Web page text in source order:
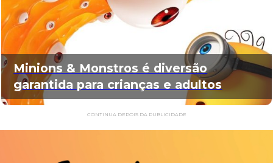
Minions & Monstros é diversão
garantida para crianças e adultos
CONTINUA DEPOIS DA PUBLICIDADE